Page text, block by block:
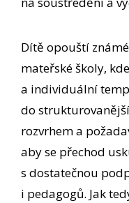
Dítě opouští
mateřské školy,
a individuální
do
rozvrhem a
aby se přechod
s dostatečnou
i pedagogů. Jak